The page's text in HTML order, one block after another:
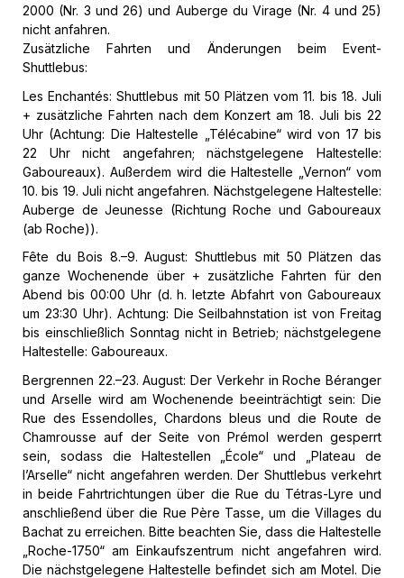
2000 (Nr. 3 und 26) und Auberge du Virage (Nr. 4 und 25)
nicht anfahren.
Zusätzliche Fahrten und Änderungen beim Event-
Shuttlebus:
Les Enchantés: Shuttlebus mit 50 Plätzen vom 11. bis 18. Juli
+ zusätzliche Fahrten nach dem Konzert am 18. Juli bis 22
Uhr (Achtung: Die Haltestelle „Télécabine“ wird von 17 bis
22 Uhr nicht angefahren; nächstgelegene Haltestelle:
Gaboureaux). Außerdem wird die Haltestelle „Vernon“ vom
10. bis 19. Juli nicht angefahren. Nächstgelegene Haltestelle:
Auberge de Jeunesse (Richtung Roche und Gaboureaux
(ab Roche)).
Fête du Bois 8.–9. August: Shuttlebus mit 50 Plätzen das
ganze Wochenende über + zusätzliche Fahrten für den
Abend bis 00:00 Uhr (d. h. letzte Abfahrt von Gaboureaux
um 23:30 Uhr). Achtung: Die Seilbahnstation ist von Freitag
bis einschließlich Sonntag nicht in Betrieb; nächstgelegene
Haltestelle: Gaboureaux.
Bergrennen 22.–23. August: Der Verkehr in Roche Béranger
und Arselle wird am Wochenende beeinträchtigt sein: Die
Rue des Essendolles, Chardons bleus und die Route de
Chamrousse auf der Seite von Prémol werden gesperrt
sein, sodass die Haltestellen „École“ und „Plateau de
l’Arselle“ nicht angefahren werden. Der Shuttlebus verkehrt
in beide Fahrtrichtungen über die Rue du Tétras-Lyre und
anschließend über die Rue Père Tasse, um die Villages du
Bachat zu erreichen. Bitte beachten Sie, dass die Haltestelle
„Roche-1750“ am Einkaufszentrum nicht angefahren wird.
Die nächstgelegene Haltestelle befindet sich am Motel. Die